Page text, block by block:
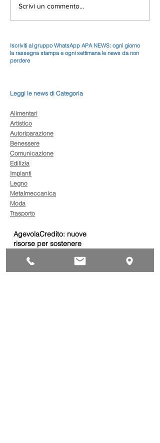
Scrivi un commento...
Iscriviti al gruppo WhatsApp APA NEWS: ogni giorno
la rassegna stampa e ogni settimana le news da non
perdere
Leggi le news di Categoria
Alimentari
Artistico
Autoriparazione
Benessere
Comunicazione
Edilizia
Impianti
Legno
Metalmeccanica
Moda
Trasporto
AgevolaCredito: nuove
risorse per sostenere
e competitività delle imprese